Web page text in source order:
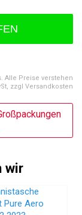
Alle Preise verstehen
zzgl Versandkosten
wir